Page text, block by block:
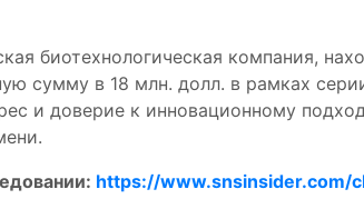
биотехнологическая компания,
сумму в 18 млн. долл. в рамках
и доверие к инновационному
https://www.snsinsider.com/